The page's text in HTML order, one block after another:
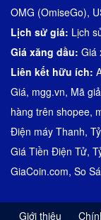
OMG (OmiseGo),
Lịch sử giá: Lịch
Giá xăng dầu: Giá
Liên kết hữu ích:
Giá, mgg.vn, Mã
hàng trên shopee,
Điện máy Thanh,
Giá Tiền Điện Tử,
GiaCoin.com, So
Giới thiệu